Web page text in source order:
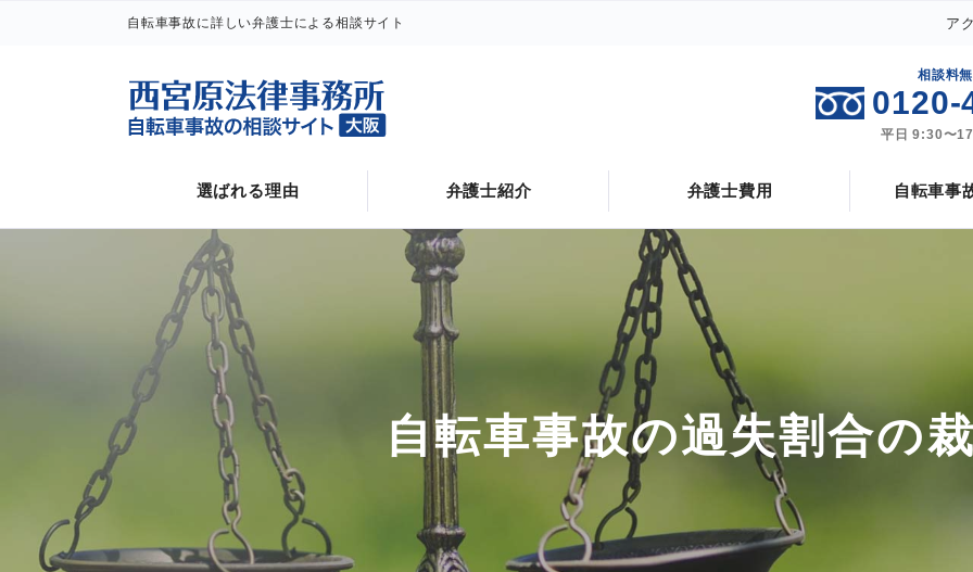
自転車事故に詳しい弁護士による相談サイト ア
相談料
0120-
平日 9:30〜
選ばれる理由 弁護士紹介 弁護士費用 自転車事
自転車事故と後遺障害 自転車事故の弁護士費用特約
自転車事故の過失割合の